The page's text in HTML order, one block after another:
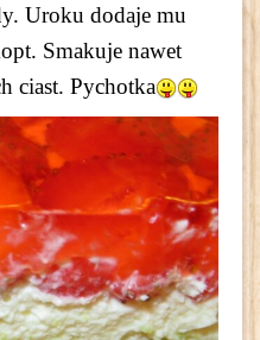
Uroku dodaje mu
Smakuje nawet
ciast. Pychotka